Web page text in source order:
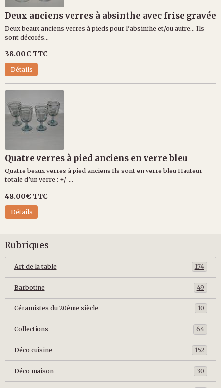
Deux anciens verres à absinthe avec frise gravée
Deux beaux anciens verres à pieds pour l’absinthe et/ou autre… Ils
sont décorés...
38.00€ TTC
Détails
Quatre verres à pied anciens en verre bleu
Quatre beaux verres à pied anciens Ils sont en verre bleu Hauteur
totale d’un verre : +/-...
48.00€ TTC
Détails
Rubriques
Art de la table 174
Barbotine 49
Céramistes du 20ème siècle 10
Collections 64
Déco cuisine 152
Déco maison 30